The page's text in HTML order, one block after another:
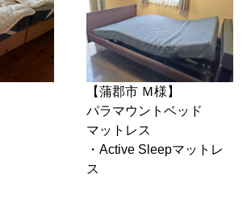
【蒲郡市 Ｍ様】
パラマウントベッド
マットレス
・Active Sleepマットレ
ス